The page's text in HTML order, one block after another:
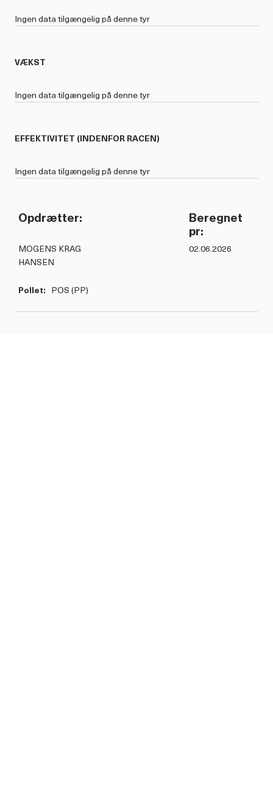
Ingen data tilgængelig på denne tyr
VÆKST
Ingen data tilgængelig på denne tyr
EFFEKTIVITET (INDENFOR RACEN)
Ingen data tilgængelig på denne tyr
Opdrætter:
Beregnet
pr:
MOGENS KRAG
HANSEN
02.06.2026
Pollet: POS (PP)